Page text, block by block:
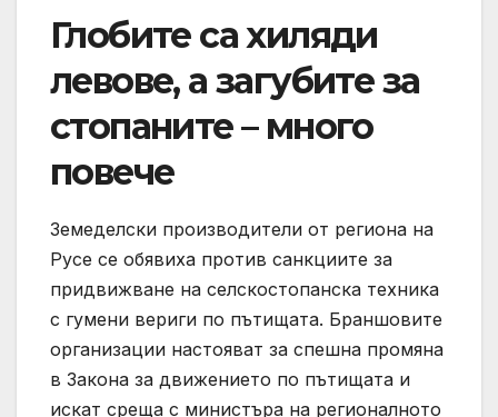
Глобите са хиляди
левове, а загубите за
стопаните – много
повече
Земеделски производители от региона на
Русе се обявиха против санкциите за
придвижване на селскостопанска техника
с гумени вериги по пътищата. Браншовите
организации настояват за спешна промяна
в Закона за движението по пътищата и
искат среща с министъра на регионалното